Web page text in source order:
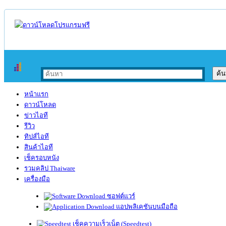
หน้าแรก
ดาวน์โหลด
ข่าวไอที
รีวิว
ทิปส์ไอที
สินค้าไอที
เช็ครอบหนัง
รวมคลิป Thaiware
เครื่องมือ
ซอฟต์แวร์
แอปพลิเคชันบนมือถือ
เช็คความเร็วเน็ต (Speedtest)